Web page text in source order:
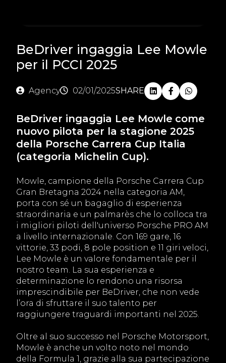
BeDriver ingaggia Lee Mowle
per il PCCI 2025
Agency 02/01/2025SHARE
BeDriver ingaggia Lee Mowle come
nuovo pilota per la stagione 2025
della Porsche Carrera Cup Italia
(categoria Michelin Cup).
Mowle, campione della Porsche Carrera Cup
Gran Bretagna 2024 nella categoria AM,
porta con sé un bagaglio di esperienza
straordinaria e un palmarès che lo colloca tra
i migliori piloti dell'universo Porsche PRO AM
a livello internazionale. Con 169 gare, 16
vittorie, 33 podi, 8 pole position e 11 giri veloci,
Lee Mowle è un valore fondamentale per il
nostro team. La sua esperienza e
determinazione lo rendono una risorsa
imprescindibile per BeDriver, che non vede
l’ora di sfruttare il suo talento per
raggiungere traguardi importanti nel 2025.
Oltre al suo successo nel Porsche Motorsport,
Mowle è anche un volto noto nel mondo
della Formula 1, grazie alla sua partecipazione